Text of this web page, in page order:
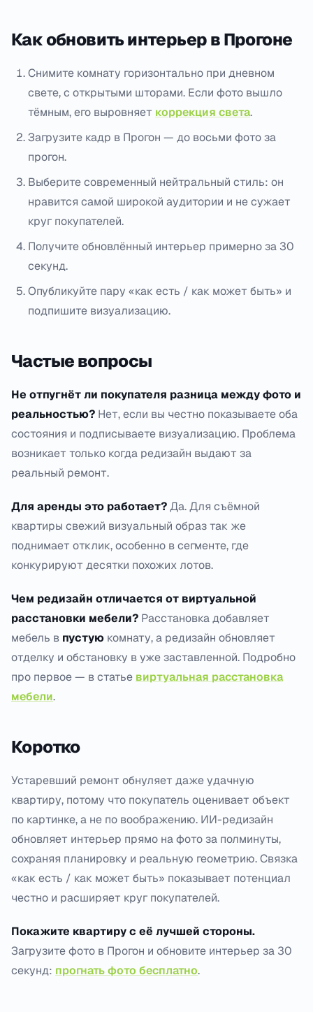
Как обновить интерьер в Прогоне
Снимите комнату горизонтально при дневном
свете, с открытыми шторами. Если фото вышло
тёмным, его выровняет коррекция света.
Загрузите кадр в Прогон — до восьми фото за
прогон.
Выберите современный нейтральный стиль: он
нравится самой широкой аудитории и не сужает
круг покупателей.
Получите обновлённый интерьер примерно за 30
секунд.
Опубликуйте пару «как есть / как может быть» и
подпишите визуализацию.
Частые вопросы
Не отпугнёт ли покупателя разница между фото и
реальностью? Нет, если вы честно показываете оба
состояния и подписываете визуализацию. Проблема
возникает только когда редизайн выдают за
реальный ремонт.
Для аренды это работает?Да. Для съёмной
квартиры свежий визуальный образ так же
поднимает отклик, особенно в сегменте, где
конкурируют десятки похожих лотов.
Чем редизайн отличается от виртуальной
расстановки мебели? Расстановка добавляет
мебель в пустую комнату, а редизайн обновляет
отделку и обстановку в уже заставленной. Подробно
про первое — в статье виртуальная расстановка
мебели.
Коротко
Устаревший ремонт обнуляет даже удачную
квартиру, потому что покупатель оценивает объект
по картинке, а не по воображению. ИИ-редизайн
обновляет интерьер прямо на фото за полминуты,
сохраняя планировку и реальную геометрию. Связка
«как есть / как может быть» показывает потенциал
честно и расширяет круг покупателей.
Покажите квартиру с её лучшей стороны.
Загрузите фото в Прогон и обновите интерьер за 30
секунд: прогнать фото бесплатно.